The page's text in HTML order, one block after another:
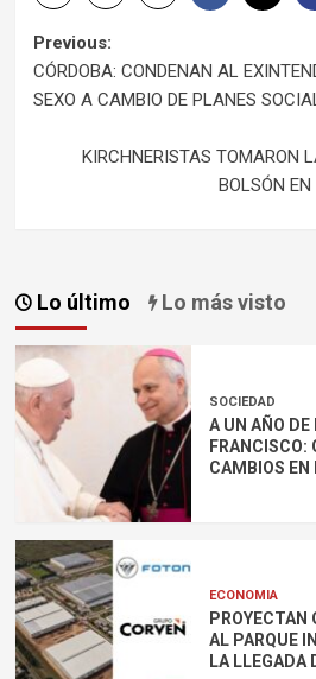
Post
navigation
Previous:
CÓRDOBA: CONDENAN AL
SEXO A CAMBIO DE PLANES
KIRCHNERISTAS TOMARON
BOLSÓN
Lo último Lo más visto
SOCIEDAD
A UN AÑO
FRANCISCO:
CAMBIOS EN
ECONOMIA
PROYECTAN
AL PARQUE
LA LLEGADA